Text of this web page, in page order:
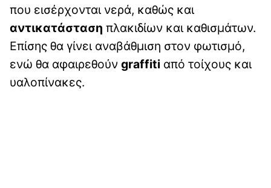
που εισέρχονται νερά, καθώς και
αντικατάσταση πλακιδίων και καθισμάτων.
Επίσης θα γίνει αναβάθμιση στον φωτισμό,
ενώ θα αφαιρεθούν graffiti από τοίχους και
υαλοπίνακες.